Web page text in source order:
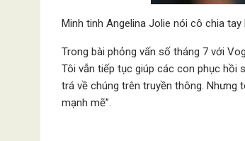
Minh tinh Angelina Jolie nói cô chia
Trong bài phỏng vấn số tháng 7 với
Tôi vẫn tiếp tục giúp các con phục hồi
trá về chúng trên truyền thông. Nhưng
mạnh mẽ”.